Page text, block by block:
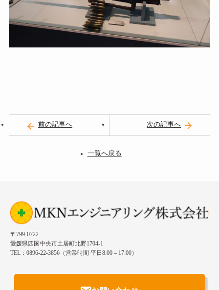
前の記事へ
一覧へ戻る
次の記事へ
〒799-0722
愛媛県四国中央市土居町北野1704-1
TEL：0896-22-3856（営業時間 平日8:00 – 17:00）